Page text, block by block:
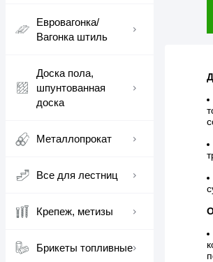
Евровагонка/
Вагонка штиль
Доска пола,
шпунтованная
доска
Металлопрокат
Все для лестниц
Крепеж, метизы
Брикеты топливные